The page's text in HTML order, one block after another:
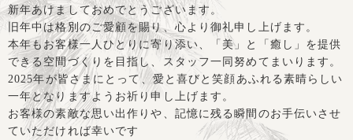
新年あけましておめでとうございます。
旧年中は格別のご愛顧を賜り、心より御礼申し上げます。
本年もお客様一人ひとりに寄り添い、「美」と「癒し」を提供
できる空間づくりを目指し、スタッフ一同努めてまいります。
2025年が皆さまにとって、愛と喜びと笑顔あふれる素晴らしい
一年となりますようお祈り申し上げます。
お客様の素敵な思い出作りや、記憶に残る瞬間のお手伝いさせ
ていただければ幸いです